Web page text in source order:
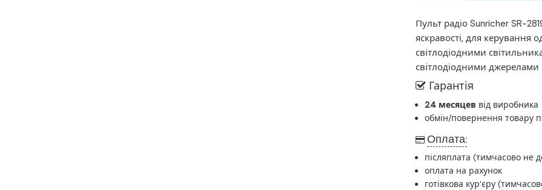
Пульт радіо Sunricher SR-
яскравості, для керування
світлодіодними
світлодіодними джерелами
Гарантія
24 месяцев від виробника
обмін/повернення товару
Оплата:
післяплата (тимчасово не
оплата на рахунок
готівкова кур'єру